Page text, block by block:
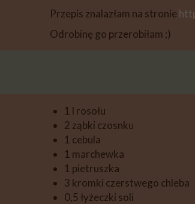
Przepis znalazłam na stronie
Odrobinę go przerobiłam ;)
1 l rosołu
2 ząbki czosnku
1 cebula
1 marchewka
1 pietruszka
3 kromki czerstwego chleba
0,5 łyżeczki soli